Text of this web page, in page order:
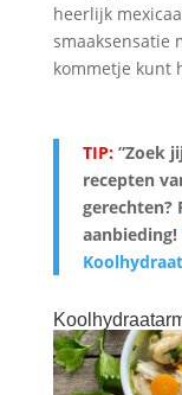
heerlijk
smaaksensatie
kommetje kunt
TIP:”Zoek
recepten
gerechten?
aanbieding!